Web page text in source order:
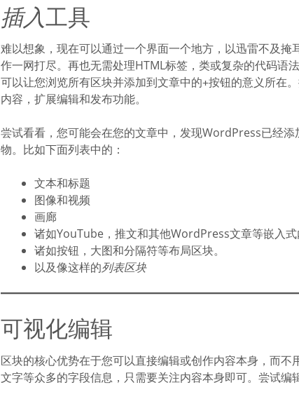
插入工具
难以想象，现在可以通过一个界面一个地方，以迅雷不及
作一网打尽。再也无需处理HTML标签，类或复杂的代码语
可以让您浏览所有区块并添加到文章中的+按钮的意义所在
内容，扩展编辑和发布功能。
尝试看看，您可能会在您的文章中，发现WordPress已经
物。比如下面列表中的：
文本和标题
图像和视频
画廊
诸如YouTube，推文和其他WordPress文章等嵌入式
诸如按钮，大图和分隔符等布局区块。
以及像这样的列表区块
可视化编辑
区块的核心优势在于您可以直接编辑或创作内容本身，而不
文字等众多的字段信息，只需要关注内容本身即可。尝试编